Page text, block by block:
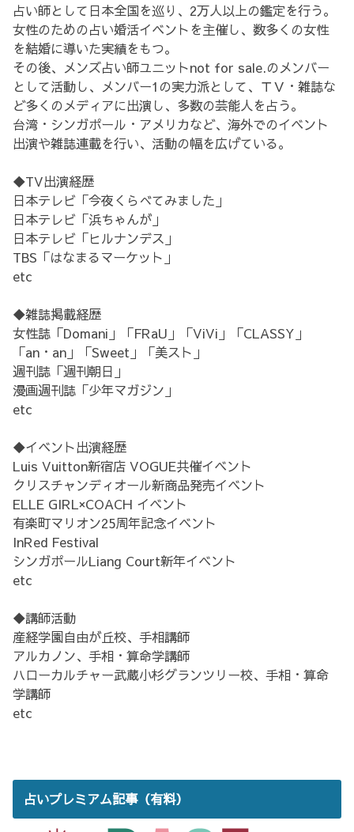
占い師として日本全国を巡り、2万人以上の鑑定を行う。
女性のための占い婚活イベントを主催し、数多くの女性
を結婚に導いた実績をもつ。
その後、メンズ占い師ユニットnot for sale.のメンバー
として活動し、メンバー1の実力派として、ＴＶ・雑誌な
ど多くのメディアに出演し、多数の芸能人を占う。
台湾・シンガポール・アメリカなど、海外でのイベント
出演や雑誌連載を行い、活動の幅を広げている。
◆TV出演経歴
日本テレビ「今夜くらべてみました」
日本テレビ「浜ちゃんが」
日本テレビ「ヒルナンデス」
TBS「はなまるマーケット」
etc
◆雑誌掲載経歴
女性誌「Domani」「FRaU」「ViVi」「CLASSY」
「an・an」「Sweet」「美スト」
週刊誌「週刊朝日」
漫画週刊誌「少年マガジン」
etc
◆イベント出演経歴
Luis Vuitton新宿店 VOGUE共催イベント
クリスチャンディオール新商品発売イベント
ELLE GIRL×COACH イベント
有楽町マリオン25周年記念イベント
InRed Festival
シンガポールLiang Court新年イベント
etc
◆講師活動
産経学園自由が丘校、手相講師
アルカノン、手相・算命学講師
ハローカルチャー武蔵小杉グランツリー校、手相・算命
学講師
etc
占いプレミアム記事（有料）